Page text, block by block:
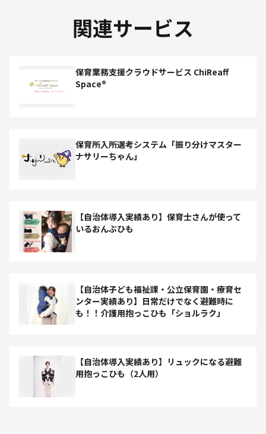
関連サービス
保育業務支援クラウドサービス ChiReaff
Space®
保育所入所選考システム「振り分けマスター
ナサリーちゃん」
【自治体導入実績あり】保育士さんが使って
いるおんぶひも
【自治体子ども福祉課・公立保育園・療育セ
ンター実績あり】日常だけでなく避難時に
も！！介護用抱っこひも「ショルラク」
【自治体導入実績あり】リュックになる避難
用抱っこひも（2人用）